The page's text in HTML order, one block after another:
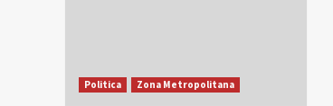
Politica Zona Metropolitana